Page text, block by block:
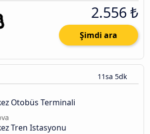
2.556 ₺
Şimdi ara
11sa 5dk
Otobüs Terminali
Tren Istasyonu